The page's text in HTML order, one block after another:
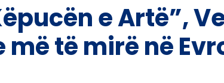
e Artë”,
të mirë në